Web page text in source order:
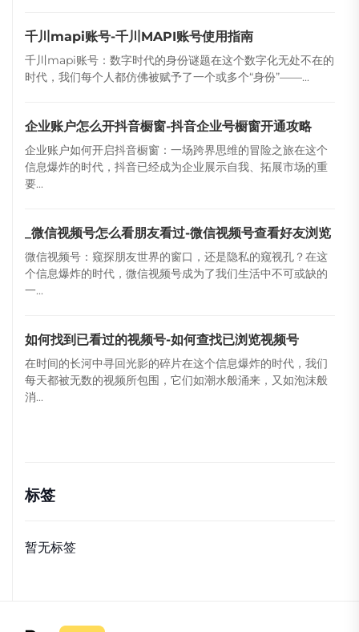
千川mapi账号-千川MAPI账号使用指南
千川mapi账号：数字时代的身份谜题在这个数字化无处不在的
时代，我们每个人都仿佛被赋予了一个或多个“身份”——...
企业账户怎么开抖音橱窗-抖音企业号橱窗开通攻略
企业账户如何开启抖音橱窗：一场跨界思维的冒险之旅在这个
信息爆炸的时代，抖音已经成为企业展示自我、拓展市场的重
要...
_微信视频号怎么看朋友看过-微信视频号查看好友浏览
微信视频号：窥探朋友世界的窗口，还是隐私的窥视孔？在这
个信息爆炸的时代，微信视频号成为了我们生活中不可或缺的
一...
如何找到已看过的视频号-如何查找已浏览视频号
在时间的长河中寻回光影的碎片在这个信息爆炸的时代，我们
每天都被无数的视频所包围，它们如潮水般涌来，又如泡沫般
消...
标签
暂无标签